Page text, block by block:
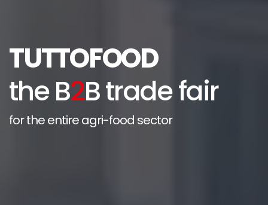
TUTTOFOOD
the B2B trade fair
for the entire agri-food sector